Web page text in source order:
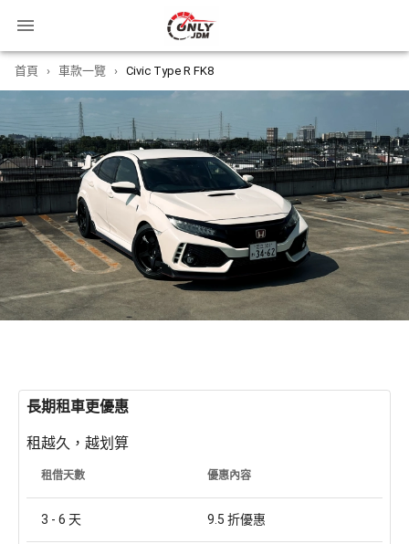
首頁 › 車款一覽 › Civic Type R FK8
長期租車更優惠
租越久，越划算
租借天數 優惠內容
3 - 6 天 9.5 折優惠